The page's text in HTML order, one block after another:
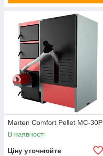
Marten Comfort Pellet MС-30P
В наявності
Ціну уточнюйте